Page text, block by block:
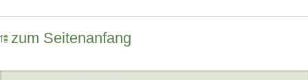
zum Seitenanfang